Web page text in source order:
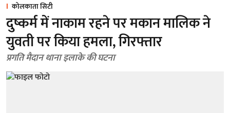
कोलकाता सिटी
दुष्कर्म में नाकाम रहने पर मकान मालिक ने
युवती पर किया हमला, गिरफ्तार
प्रगति मैदान थाना इलाके की घटना